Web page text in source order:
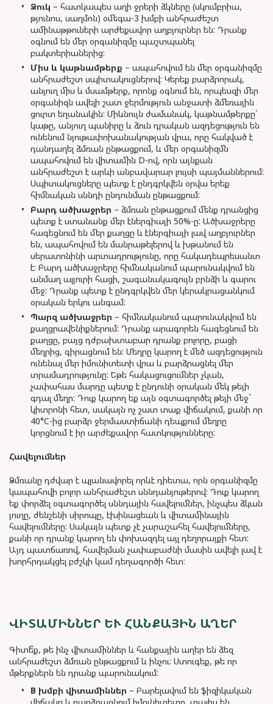
Ձուկ – հատկապես աղի ջրերի ձկները (սկումբրիա,
թյունոս, սաղմոն) օմեգա-3 խմբի անհրաժեշտ
ամինաթթուների արժեքավոր աղբյուրներ են: Դրանք
օգնում են մեր օրգանիզմը պաշտպանել
բակտերիաներից:
Միս և կաթնամթերք – ապահովում են մեր օրգանիզմը
անհրաժեշտ սպիտակուցներով: Կերեք բարձրորակ,
անյուղ միս և մսամթերք, որոնք օգնում են, որպեսզի մեր
օրգանիզն ավելի շատ ջերմություն անջատի ձմեռային
ցուրտ եղանակին: Միևնույն ժամանակ, կաթնամթերքը`
կաթը, անյուղ պանիրը և ձուն դրական ազդեցություն են
ունենում նյութափոխանակության վրա, որը հակված է
դանդաղել ձմռան ընթացքում, և մեր օրգանիզմն
ապահովում են վիտամին D-ով, որն այնքան
անհրաժեշտ է արևի անբավարար լույսի պայմաններում:
Սպիտակուցները պետք է ընդգրկվեն օրվա երեք
հիմնական սննդի ընդունման ընթացքում:
Բարդ ածխաջրեր – ձմռան ընթացքում մենք դրանցից
պետք է ստանանք մեր էներգիայի 50%-ը: Ածխաջրերը
հագեցնում են մեր քաղցը և էներգիայի լավ աղբյուրներ
են, ապահովում են մանրաթելերով և խթանում են
սերատոնինի արտադրությունը, որը հակադեպրեսանտ
է: Բարդ ածխաջրերը հիմնականում պարունակվում են
անմաղ ալյուրի հացի, շագանակագույն բրնձի և գարու
մեջ: Դրանք պետք է ընդգրկվեն մեր կերակրացանկում
օրական երկու անգամ:
Պարզ ածխաջրեր – հիմնականում պարունակվում են
քաղցրավենիքներում: Դրանք արագորեն հագեցնում են
քաղցը, բայց դժբախտաբար դրանք բոլորը, բացի
մեղրից, գիրացնում են: Մեղրը կարող է մեծ ազդեցություն
ունենալ մեր իմունիտետի վրա և բարձրացնել մեր
տրամադրությունը: Եթե հակացուցումներ չկան,
չափահաս մարդը պետք է ընդունի օրական մեկ թեյի
գդալ մեղր: Դուք կարող եք այն օգտագործել թեյի մեջ`
կիտրոնի հետ, սակայն ոչ շատ տաք վիճակում, քանի որ
40°C-ից բարձր ջերմաստիճանի դեպքում մեղրը
կորցնում է իր արժեքավոր հատկությունները:
Հավելումներ
Ձմռանը դժվար է պլանավորել որևէ դիետա, որն օրգանիզմը
կապահովի բոլոր անհրաժեշտ սննդանյութերով: Դուք կարող
եք փորձել օգտագործել սննդային հավելումներ, ինչպես ձկան
յուղը, ժենշենի սիրոպը, էխինացեան և վիտամինային
հավելումները: Սակայն պետք չէ չարաշահել հավելումները,
քանի որ դրանք կարող են փոխազդել այլ դեղորայքի հետ:
Այդ պատճառով, հավելման չափաբաժնի մասին ավելի լավ է
խորհրդակցել բժշկի կամ դեղագործի հետ:
ՎԻՏԱՄԻՆՆԵՐ ԵՒ ՀԱՆՔԱՅԻՆ ԱՂԵՐ
Գիտե՞ք, թե ինչ վիտամիններ և հանքային աղեր են ձեզ
անհրաժեշտ ձմռան ընթացքում և ինչու: Ստուգեք, թե որ
մթերքներն են դրանք պարունակում:
B խմբի վիտամիններ – Բարելավում են ֆիզիկական